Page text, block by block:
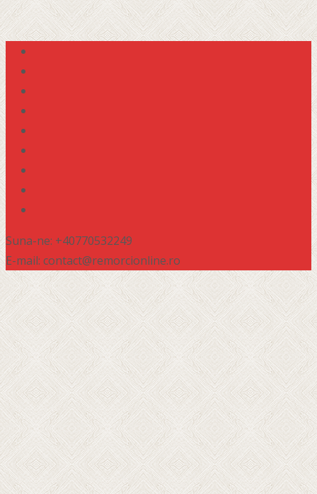
Suna-ne: +40770532249
E-mail: contact@remorcionline.ro